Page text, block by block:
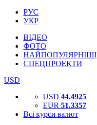
РУС
УКР
ВІДЕО
ФОТО
НАЙПОПУЛЯРНІШІ
СПЕЦПРОЕКТИ
USD
USD 44.4925
EUR 51.3357
Всі курси валют